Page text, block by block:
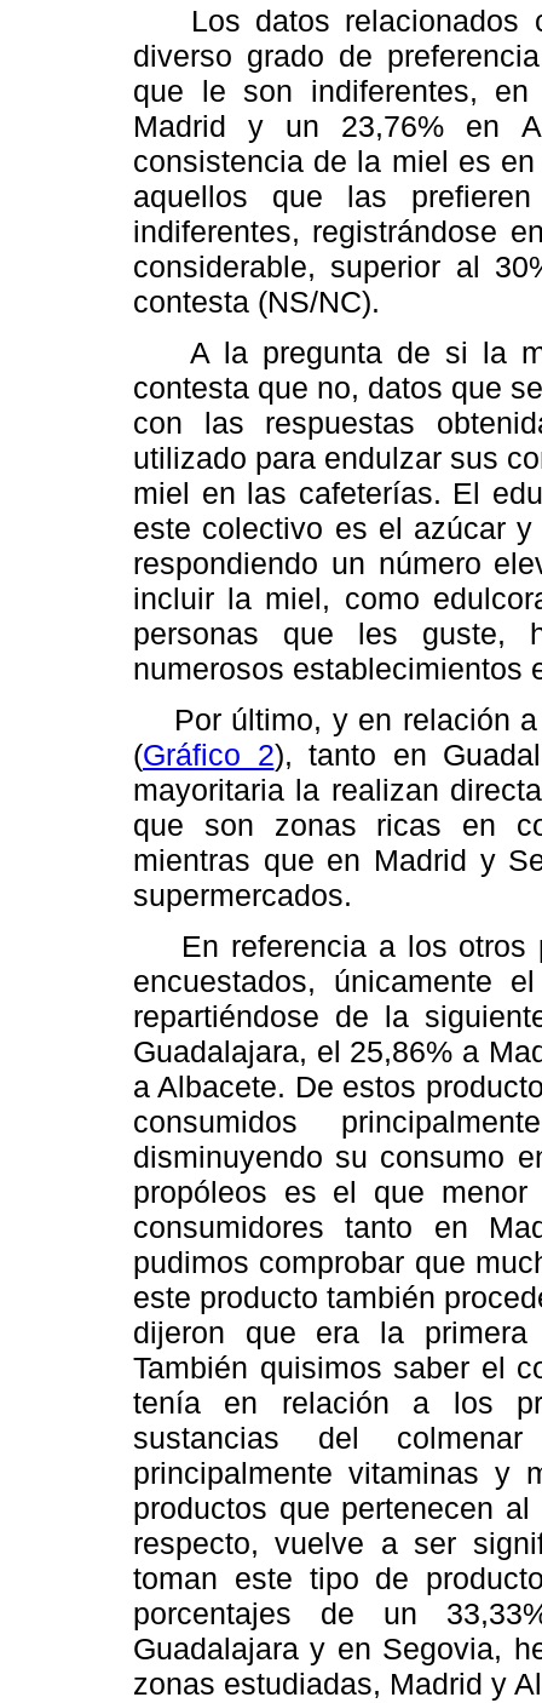
Los datos relacionados
diverso grado de
que le son indiferentes,
Madrid y un 23,76% en
consistencia de la miel es
aquellos que las
indiferentes, registrándose
considerable, superior al
contesta (NS/NC).
A la pregunta de si la
contesta que no, datos que
con las respuestas
utilizado para endulzar sus
miel en las cafeterías. El
este colectivo es el azúcar
respondiendo un número
incluir la miel, como
personas que les guste,
numerosos establecimientos
Por último, y en relación a
(Gráfico 2), tanto en
mayoritaria la realizan
que son zonas ricas en
mientras que en Madrid y
supermercados.
En referencia a los otros
encuestados, únicamente
repartiéndose de la
Guadalajara, el 25,86% a
a Albacete. De estos
consumidos
disminuyendo su consumo
propóleos es el que menor
consumidores tanto en
pudimos comprobar que
este producto también
dijeron que era la
También quisimos saber el
tenía en relación a los
sustancias del
principalmente vitaminas y
productos que pertenecen
respecto, vuelve a ser
toman este tipo de
porcentajes de un
Guadalajara y en Segovia,
zonas estudiadas, Madrid y